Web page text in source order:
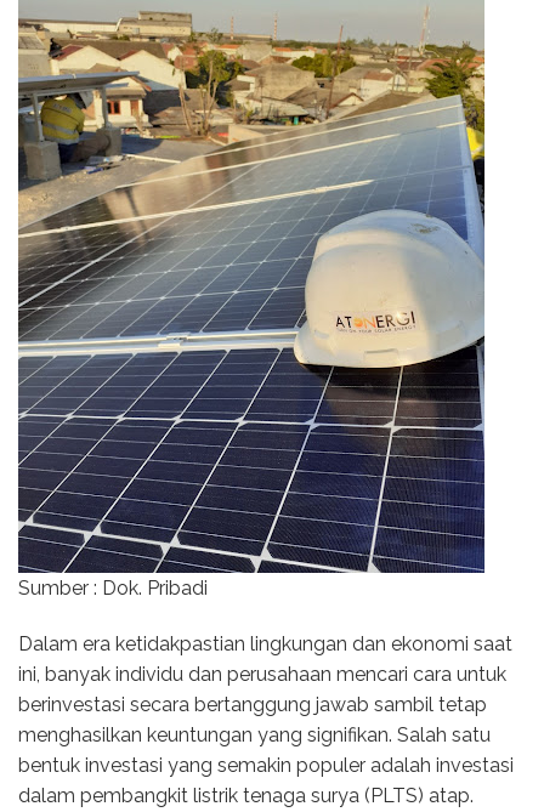
Sumber : Dok. Pribadi
Dalam era ketidakpastian lingkungan dan ekonomi saat
ini, banyak individu dan perusahaan mencari cara untuk
berinvestasi secara bertanggung jawab sambil tetap
menghasilkan keuntungan yang signifikan. Salah satu
bentuk investasi yang semakin populer adalah investasi
dalam pembangkit listrik tenaga surya (PLTS) atap.